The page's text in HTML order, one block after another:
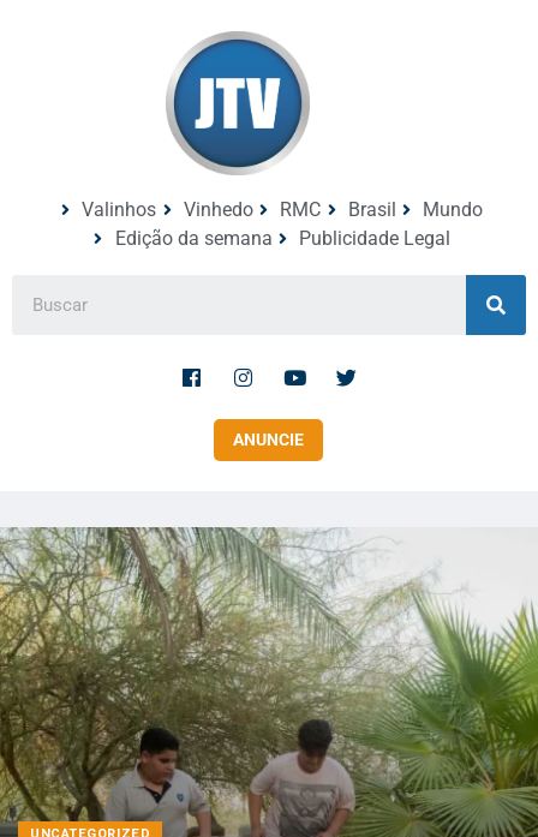
Valinhos Vinhedo RMC Brasil
Mundo
Edição da semana
Publicidade Legal
ANUNCIE